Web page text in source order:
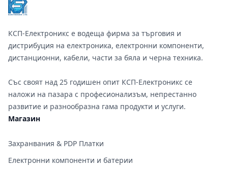
КСП-Електроникс е водеща фирма за търговия и
дистрибуция на електроника, електронни компоненти,
дистанционни, кабели, части за бяла и черна техника.
Със своят над 25 годишен опит КСП-Електроникс се
наложи на пазара с професионализъм, непрестанно
развитие и разнообразна гама продукти и услуги.
Магазин
Захранвания & PDP Платки
Електронни компоненти и батерии